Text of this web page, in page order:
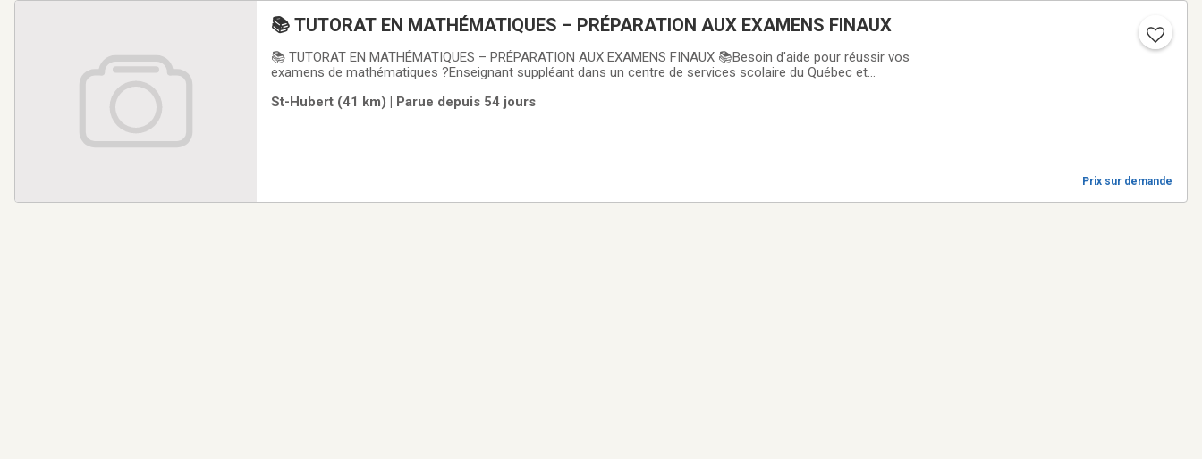
📚 TUTORAT EN MATHÉMATIQUES – PRÉPARATION AUX EXAMENS FINAUX
📚 TUTORAT EN MATHÉMATIQUES – PRÉPARATION AUX EXAMENS FINAUX 📚Besoin d'aide pour réussir vos
examens de mathématiques ?Enseignant suppléant dans un centre de services scolaire du Québec et
secondaire.✅ Mathématiques secondaire 1 à 5 ✅ CST, SN
St-Hubert (41 km) | Parue depuis 54 jours
Prix sur demande